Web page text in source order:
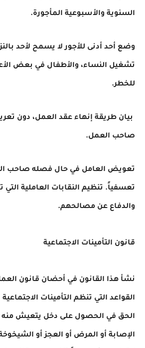
السنوية والأسبوعية المأجورة.
وضع أحد أدنى للأجور لا يسمح لأحد
تشغيل النساء، والأطفال في بعض
للخطر.
بيان طريقة إنهاء عقد العمل، دون
صاحب العمل.
تعويض العامل في حال فصله صاحب
تعسفياً. تنظيم النقابات العاملية التي
والدفاع عن مصالحهم.
قانون التأمينات الاجتماعية
نشأ هذا القانون في أحضان قانون
القواعد التي تنظم التأمينات
الحق في الحصول على دخل يتعيش منه
الإصابة أو المرض أو العجز أو